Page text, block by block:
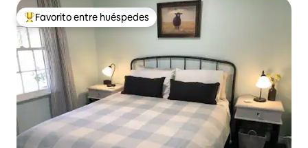
Favorito entre huéspedes preferido
Favorito entre huéspedes